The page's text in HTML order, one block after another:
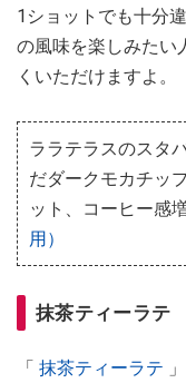
1ショットでも十分
の風味を楽しみたい
くいただけますよ。
ララテラスのスタ
だダークモカチッ
ット、コーヒー感
用）
抹茶ティーラテ
「 抹茶ティーラテ